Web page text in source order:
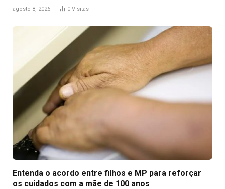
agosto 8, 2026 0 Visitas
Entenda o acordo entre filhos e MP para reforçar
os cuidados com a mãe de 100 anos